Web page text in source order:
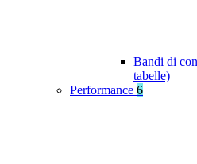
Bandi di
tabelle)
Performance 6